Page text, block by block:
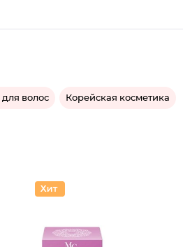
волос Корейская косметика